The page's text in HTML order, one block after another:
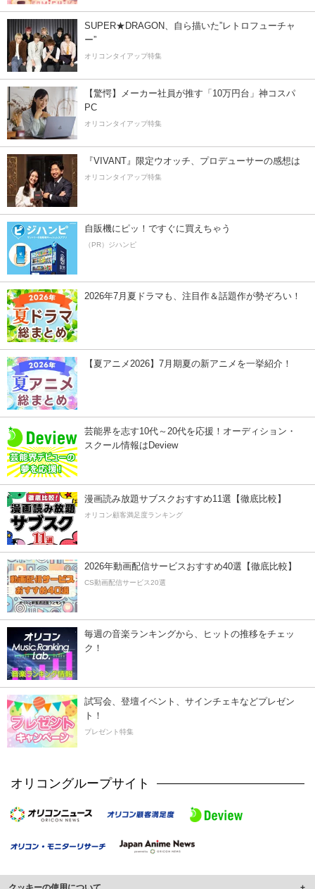
SUPER★DRAGON、自ら描いた”レトロフューチャ
ー”
オリコンタイアップ特集
【驚愕】メーカー社員が推す「10万円台」神コスパ
PC
オリコンタイアップ特集
『VIVANT』限定ウオッチ、プロデューサーの感想は
オリコンタイアップ特集
自販機にピッ！ですぐに買えちゃう
（PR）ジハンピ
2026年7月夏ドラマも、注目作＆話題作が勢ぞろい！
【夏アニメ2026】7月期夏の新アニメを一挙紹介！
芸能界を志す10代～20代を応援！オーディション・
スクール情報はDeview
漫画読み放題サブスクおすすめ11選【徹底比較】
オリコン顧客満足度ランキング
2026年動画配信サービスおすすめ40選【徹底比較】
CS動画配信サービス20選
毎週の音楽ランキングから、ヒットの推移をチェッ
ク！
試写会、登壇イベント、サインチェキなどプレゼン
ト！
プレゼント特集
オリコングループサイト